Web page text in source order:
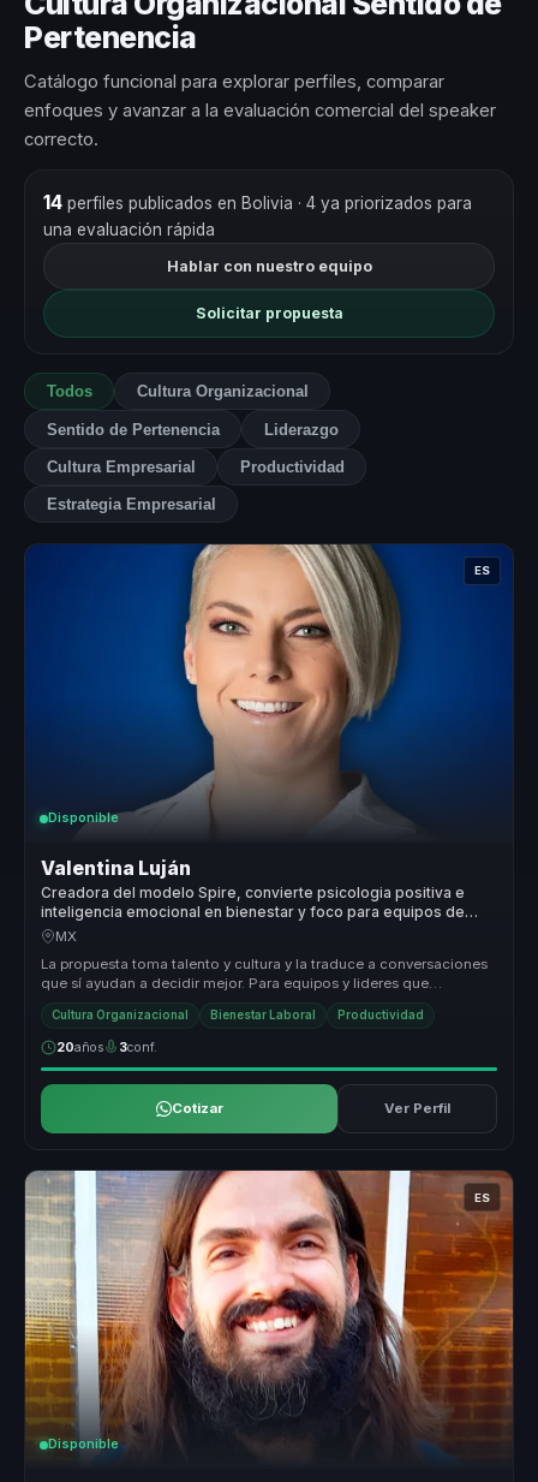
Pertenencia
Catálogo funcional para explorar perfiles, comparar
enfoques y avanzar a la evaluación comercial del speaker
correcto.
14perfiles publicados en Bolivia · 4 ya priorizados para
una evaluación rápida
Hablar con nuestro equipo
Solicitar propuesta
Todos Cultura Organizacional
Sentido de Pertenencia Liderazgo
Cultura Empresarial Productividad
Estrategia Empresarial
ES
Disponible
Valentina Luján
Creadora del modelo Spire, convierte psicologia positiva e
inteligencia emocional en bienestar y foco para equipos de
trabajo.
MX
La propuesta toma talento y cultura y la traduce a conversaciones
que sí ayudan a decidir mejor. Para equipos y lideres que
necesitan eje...
Cultura Organizacional Bienestar Laboral Productividad
20años 3conf.
Cotizar Ver Perfil
ES
Disponible